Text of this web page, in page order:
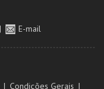
E-mail
Condições Gerais